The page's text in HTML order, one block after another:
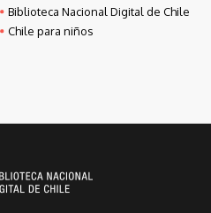
Biblioteca Nacional Digital de Chile
Chile para niños